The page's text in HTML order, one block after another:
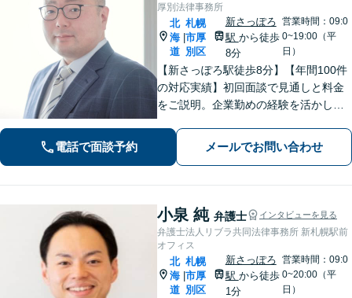
厚別法律事務所
北
海
道
|
札幌
市厚
別区
新さっぽろ
駅 から徒歩
8分
営業時間：09:0
0~19:00（平
日）
【新さっぽろ駅徒歩8分】【年間100件
の対応実績】初回面談で見通しと料金
をご説明。企業勤めの経験を活かし、
【Web面談可】オンライン相談対応も
しております。
電話で面談予約 メールでお問い合わせ
小泉 純 弁護士 インタビューを見る
弁護士法人リブラ共同法律事務所 新札幌駅前
オフィス
北
海
道
|
札幌
市厚
別区
新さっぽろ
駅 から徒歩
1分
営業時間：09:0
0~20:00（平
日）